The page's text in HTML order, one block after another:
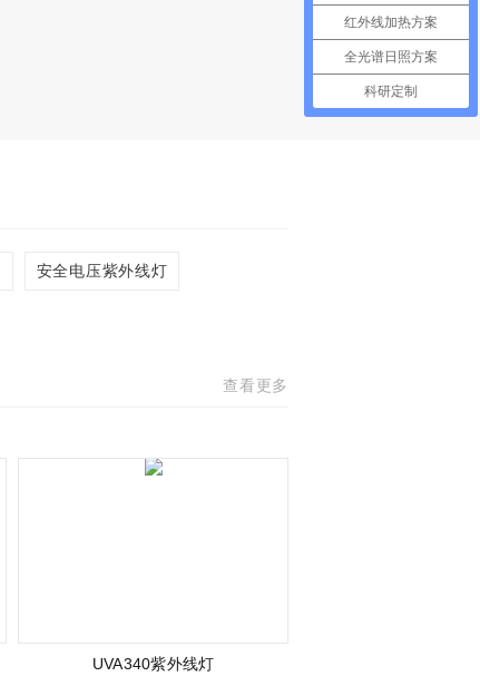
安全电压紫外线灯
查看更多
UVA340紫外线灯
红外线加热方案
全光谱日照方案
科研定制